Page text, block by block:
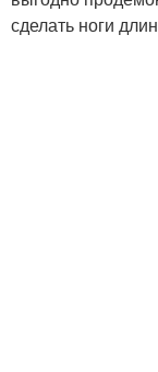
сделать ноги